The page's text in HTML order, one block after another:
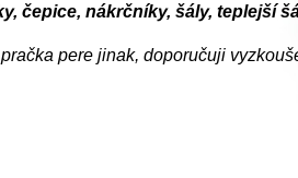
čepice, nákrčníky, šály, teplejší
pere jinak, doporučuji